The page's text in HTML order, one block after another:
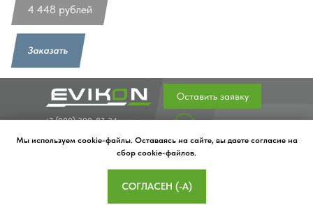
4 448 рублей
Заказать
evikon@evikon.ru
+7 (800) 300-87-34
Оставить заявку
Главная
Водяные полотенцесушители
Карнизы для ванных комнат
Мы используем cookie-файлы. Оставаясь на сайте, вы даете согласие на
сбор cookie-файлов.
СОГЛАСЕН (-А)